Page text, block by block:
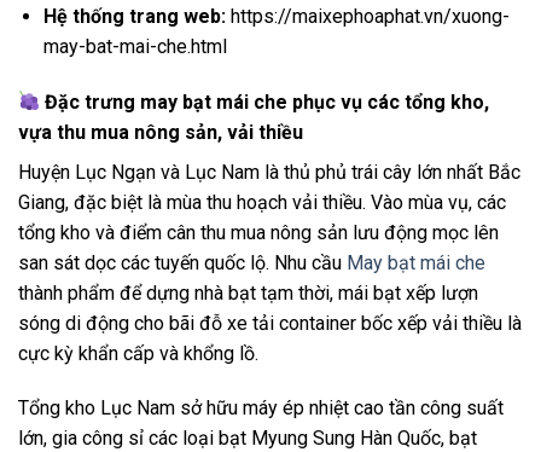
Hệ thống trang web:https://maixephoaphat.vn/xuong-
may-bat-mai-che.html
Đặc trưng may bạt mái che phục vụ các tổng kho,
vựa thu mua nông sản, vải thiều
Huyện Lục Ngạn và Lục Nam là thủ phủ trái cây lớn nhất Bắc
Giang, đặc biệt là mùa thu hoạch vải thiều. Vào mùa vụ, các
tổng kho và điểm cân thu mua nông sản lưu động mọc lên
san sát dọc các tuyến quốc lộ. Nhu cầu May bạt mái che
thành phẩm để dựng nhà bạt tạm thời, mái bạt xếp lượn
sóng di động cho bãi đỗ xe tải container bốc xếp vải thiều là
cực kỳ khẩn cấp và khổng lồ.
Tổng kho Lục Nam sở hữu máy ép nhiệt cao tần công suất
lớn, gia công sỉ các loại bạt Myung Sung Hàn Quốc, bạt